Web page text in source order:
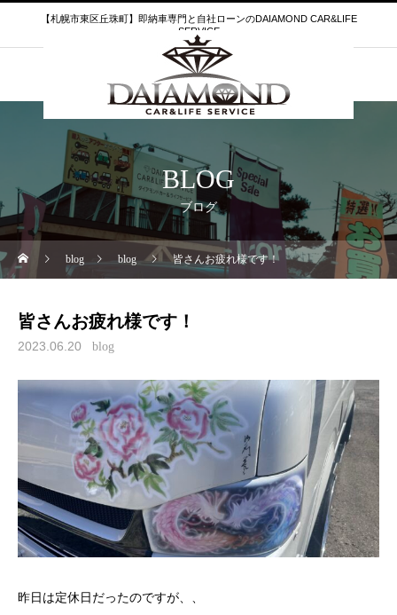
【札幌市東区丘珠町】即納車専門と自社ローンのDAIAMOND CAR&LIFE
SERVICE
BLOG
ブログ
blog blog 皆さんお疲れ様です！
皆さんお疲れ様です！
2023.06.20 blog
昨日は定休日だったのですが、、